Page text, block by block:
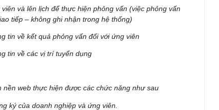
và lên lịch để thực hiện phỏng vấn (việc phỏng vấn
tiếp – không ghi nhận trong hệ thống)
tin về kết quả phỏng vấn đối với ứng viên
tin về các vị trí tuyển dụng
web thực hiện được các chức năng như sau
ký của doanh nghiệp và ứng viên.